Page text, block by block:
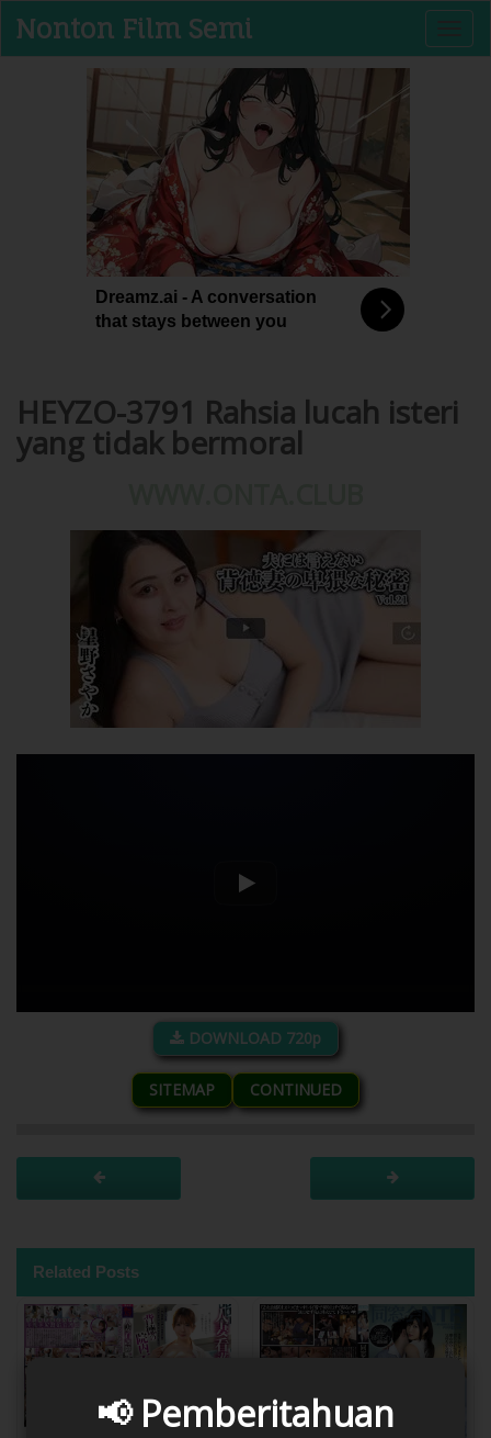
o
Nonton Film Semi
Dreamz.ai - A conversation
that stays between you
HEYZO-3791 Rahsia lucah isteri
yang tidak bermoral
DOWNLOAD 720p
SITEMAP CONTINUED
Related Posts
📢 Pemberitahuan